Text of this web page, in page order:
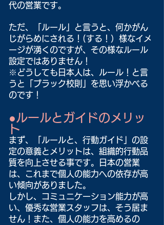
代の営業です。
ただ、「ルール」と言うと、何かがん
じがらめにされる！(する！）様なイメ
ージが湧くのですが、その様なルール
設定ではありません！
※どうしても日本人は、ルール！と言
うと「ブラック校則」を思い浮かべる
のです！
●ルールとガイドのメリッ
ト
まず、「ルールと、行動ガイド」の設
定の意義とメリットは、組織的行動品
質を向上させる事です。日本の営業
は、これまで個人の能力への依存が高
い傾向がありました。
しかし、コミュニケーション能力が高
い、優秀な営業スタッフは、そう居ま
せん！また、個人の能力を高めるの